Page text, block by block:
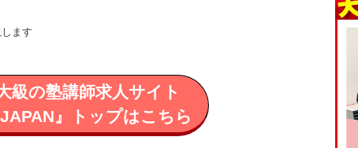
級の塾講師求人サイト
JAPAN』トップはこちら